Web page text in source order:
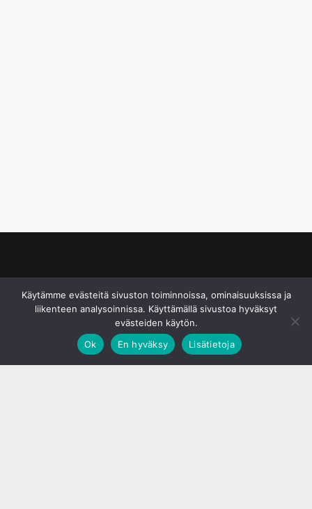
Käytämme evästeitä sivuston toiminnoissa, ominaisuuksissa ja
liikenteen analysoinnissa. Käyttämällä sivustoa hyväksyt
evästeiden käytön.
Ok
En hyväksy Lisätietoja